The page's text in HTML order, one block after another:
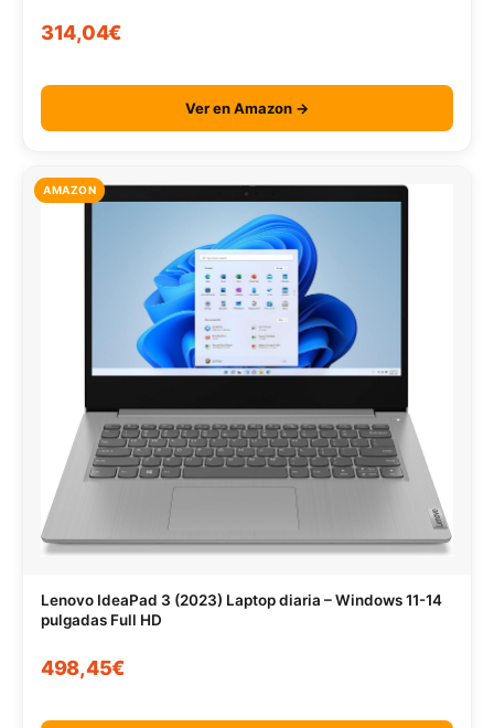
314,04€
Ver en Amazon →
AMAZON
Lenovo IdeaPad 3 (2023) Laptop diaria – Windows 11-14
pulgadas Full HD
498,45€